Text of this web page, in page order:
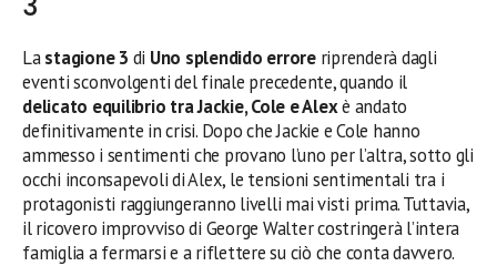
Lastagione 3 di Uno splendido erroreriprenderà dagli
eventi sconvolgenti del finale precedente, quando il
delicato equilibrio tra Jackie, Cole e Alexè andato
definitivamente in crisi. Dopo che Jackie e Cole hanno
ammesso i sentimenti che provano l’uno per l’altra, sotto gli
occhi inconsapevoli di Alex, le tensioni sentimentali tra i
protagonisti raggiungeranno livelli mai visti prima. Tuttavia,
il ricovero improvviso di George Walter costringerà l’intera
famiglia a fermarsi e a riflettere su ciò che conta davvero.